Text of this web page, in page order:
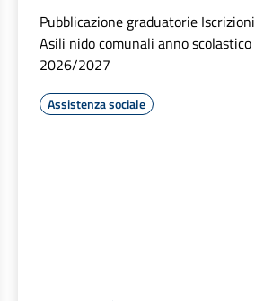
Pubblicazione graduatorie Iscrizioni
Asili nido comunali anno scolastico
2026/2027
Assistenza sociale